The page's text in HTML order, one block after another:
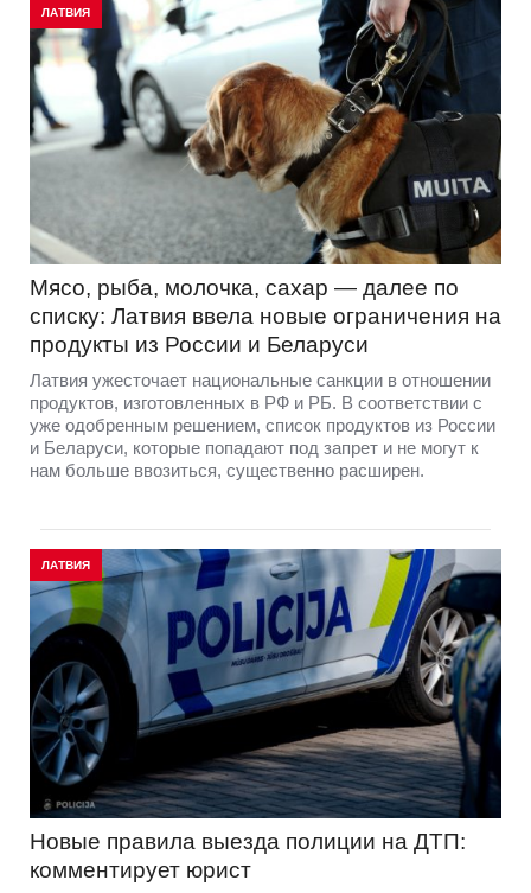
ЛАТВИЯ
Мясо, рыба, молочка, сахар — далее по
списку: Латвия ввела новые ограничения на
продукты из России и Беларуси
Латвия ужесточает национальные санкции в отношении
продуктов, изготовленных в РФ и РБ. В соответствии с
уже одобренным решением, список продуктов из России
и Беларуси, которые попадают под запрет и не могут к
нам больше ввозиться, существенно расширен.
ЛАТВИЯ
Новые правила выезда полиции на ДТП:
комментирует юрист